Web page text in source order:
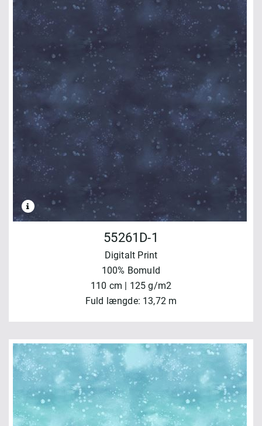
55261D-1
Digitalt Print
100% Bomuld
110 cm | 125 g/m2
Fuld længde: 13,72 m